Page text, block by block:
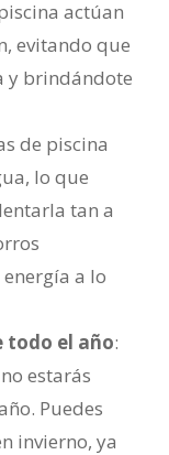
actúan
evitando que
y brindándote
de piscina
lo que
tan a
a lo
todo el año:
estarás
Puedes
invierno, ya